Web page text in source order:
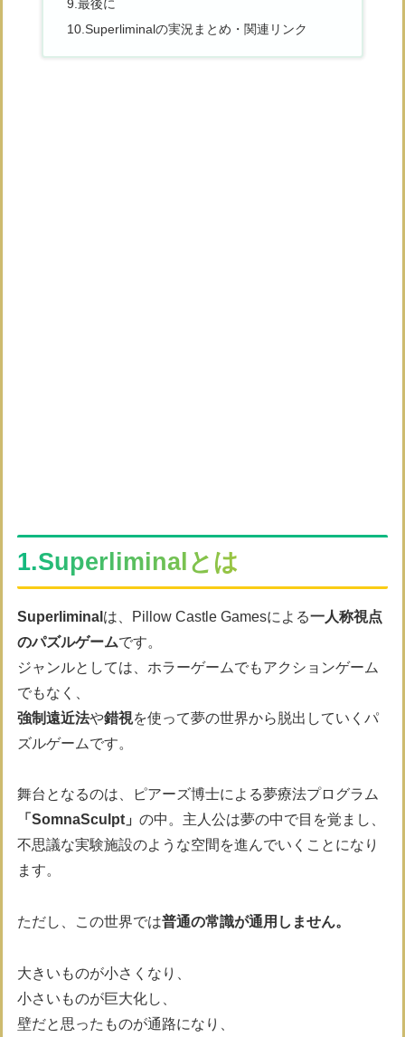
9.最後に
10.Superliminalの実況まとめ・関連リンク
1.Superliminalとは
Superliminal は、Pillow Castle Gamesによる一人称視点
のパズルゲームです。
ジャンルとしては、ホラーゲームでもアクションゲーム
でもなく、
強制遠近法や錯視を使って夢の世界から脱出していくパ
ズルゲームです。
舞台となるのは、ピアーズ博士による夢療法プログラム
「SomnaSculpt」 の中。主人公は夢の中で目を覚まし、
不思議な実験施設のような空間を進んでいくことになり
ます。
ただし、この世界では普通の常識が通用しません。
大きいものが小さくなり、
小さいものが巨大化し、
壁だと思ったものが通路になり、